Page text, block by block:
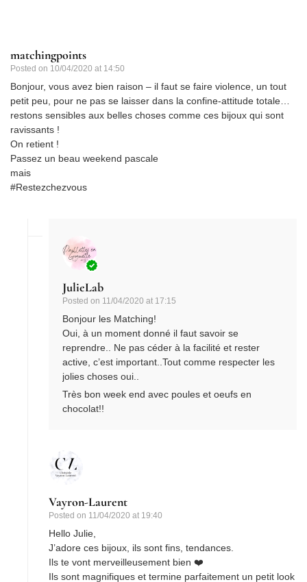
matchingpoints
Posted on 10/04/2020 at 14:50
Bonjour, vous avez bien raison – il faut se faire violence, un tout
petit peu, pour ne pas se laisser dans la confine-attitude totale…
restons sensibles aux belles choses comme ces bijoux qui sont
ravissants !
On retient !
Passez un beau weekend pascale
mais
#Restezchezvous
JulieLab
Posted on 11/04/2020 at 17:15
Bonjour les Matching!
Oui, à un moment donné il faut savoir se
reprendre.. Ne pas céder à la facilité et rester
active, c’est important..Tout comme respecter les
jolies choses oui..
Très bon week end avec poules et oeufs en
chocolat!!
Vayron-Laurent
Posted on 11/04/2020 at 19:40
Hello Julie,
J’adore ces bijoux, ils sont fins, tendances.
Ils te vont merveilleusement bien ❤️
Ils sont magnifiques et termine parfaitement un petit look